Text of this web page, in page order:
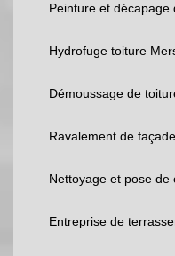
Peinture et
Hydrofuge toiture
Démoussage de
Ravalement de
Nettoyage et pose
Entreprise de